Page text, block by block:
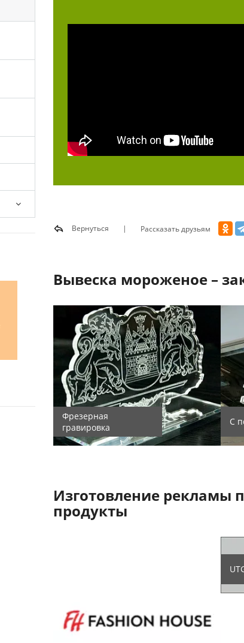
Вернуться Рассказать друзьям
Вывеска мороженое –
Фрезерная
гравировка
С
Изготовление рекламы
продукты